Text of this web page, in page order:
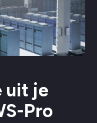
uit je
Pro